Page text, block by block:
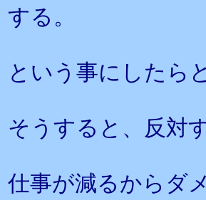
する。
という事にしたら
そうすると、反対
仕事が減るからダ